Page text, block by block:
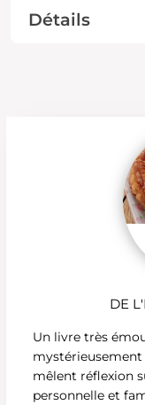
Détails
DE
Un livre très
mystérieusement
mêlent réflexion
personnelle et